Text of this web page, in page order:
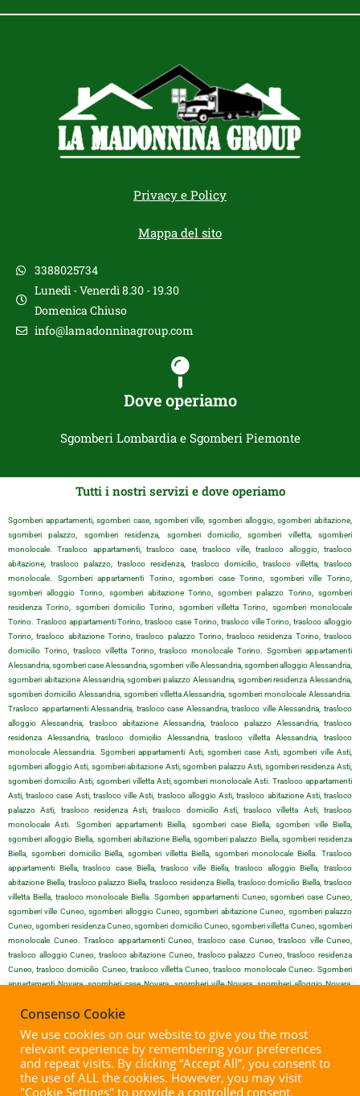
Privacy e Policy
Mappa del sito
3388025734
Lunedì - Venerdì 8.30 - 19.30
Domenica Chiuso
info@lamadonninagroup.com
Dove operiamo
Sgomberi Lombardia e Sgomberi Piemonte
Tutti i nostri servizi e dove operiamo
Sgomberi appartamenti, sgomberi case, sgomberi ville, sgomberi alloggio, sgomberi abitazione,
sgomberi palazzo, sgomberi residenza, sgomberi domicilio, sgomberi villetta, sgomberi
monolocale. Trasloco appartamenti, trasloco case, trasloco ville, trasloco alloggio, trasloco
abitazione, trasloco palazzo, trasloco residenza, trasloco domicilio, trasloco villetta, trasloco
monolocale. Sgomberi appartamenti Torino, sgomberi case Torino, sgomberi ville Torino,
sgomberi alloggio Torino, sgomberi abitazione Torino, sgomberi palazzo Torino, sgomberi
residenza Torino, sgomberi domicilio Torino, sgomberi villetta Torino, sgomberi monolocale
Torino. Trasloco appartamenti Torino, trasloco case Torino, trasloco ville Torino, trasloco alloggio
Torino, trasloco abitazione Torino, trasloco palazzo Torino, trasloco residenza Torino, trasloco
domicilio Torino, trasloco villetta Torino, trasloco monolocale Torino. Sgomberi appartamenti
Alessandria, sgomberi case Alessandria, sgomberi ville Alessandria, sgomberi alloggio Alessandria,
sgomberi abitazione Alessandria, sgomberi palazzo Alessandria, sgomberi residenza Alessandria,
sgomberi domicilio Alessandria, sgomberi villetta Alessandria, sgomberi monolocale Alessandria.
Trasloco appartamenti Alessandria, trasloco case Alessandria, trasloco ville Alessandria, trasloco
alloggio Alessandria, trasloco abitazione Alessandria, trasloco palazzo Alessandria, trasloco
residenza Alessandria, trasloco domicilio Alessandria, trasloco villetta Alessandria, trasloco
monolocale Alessandria. Sgomberi appartamenti Asti, sgomberi case Asti, sgomberi ville Asti,
sgomberi alloggio Asti, sgomberi abitazione Asti, sgomberi palazzo Asti, sgomberi residenza Asti,
sgomberi domicilio Asti, sgomberi villetta Asti, sgomberi monolocale Asti. Trasloco appartamenti
Asti, trasloco case Asti, trasloco ville Asti, trasloco alloggio Asti, trasloco abitazione Asti, trasloco
palazzo Asti, trasloco residenza Asti, trasloco domicilio Asti, trasloco villetta Asti, trasloco
monolocale Asti. Sgomberi appartamenti Biella, sgomberi case Biella, sgomberi ville Biella,
sgomberi alloggio Biella, sgomberi abitazione Biella, sgomberi palazzo Biella, sgomberi residenza
Biella, sgomberi domicilio Biella, sgomberi villetta Biella, sgomberi monolocale Biella. Trasloco
appartamenti Biella, trasloco case Biella, trasloco ville Biella, trasloco alloggio Biella, trasloco
abitazione Biella, trasloco palazzo Biella, trasloco residenza Biella, trasloco domicilio Biella, trasloco
villetta Biella, trasloco monolocale Biella. Sgomberi appartamenti Cuneo, sgomberi case Cuneo,
sgomberi ville Cuneo, sgomberi alloggio Cuneo, sgomberi abitazione Cuneo, sgomberi palazzo
Cuneo, sgomberi residenza Cuneo, sgomberi domicilio Cuneo, sgomberi villetta Cuneo, sgomberi
monolocale Cuneo. Trasloco appartamenti Cuneo, trasloco case Cuneo, trasloco ville Cuneo,
trasloco alloggio Cuneo, trasloco abitazione Cuneo, trasloco palazzo Cuneo, trasloco residenza
Cuneo, trasloco domicilio Cuneo, trasloco villetta Cuneo, trasloco monolocale Cuneo. Sgomberi
appartamenti Novara, sgomberi case Novara, sgomberi ville Novara, sgomberi alloggio Novara,
domicilio Novara, sgomberi villetta Novara, sgomberi monolocale Novara. Trasloco appartamenti
Novara, trasloco case Novara, trasloco ville Novara, trasloco alloggio Novara, trasloco abitazione
Novara, trasloco palazzo Novara, trasloco residenza Novara, trasloco domicilio Novara, trasloco
villetta Novara, trasloco monolocale Novara. Sgomberi appartamenti Vercelli, sgomberi case Vercelli,
sgomberi ville Vercelli, sgomberi alloggio Vercelli, sgomberi abitazione Vercelli, sgomberi palazzo
Vercelli, sgomberi residenza Vercelli, sgomberi domicilio Vercelli, sgomberi villetta Vercelli, sgomberi
Consenso Cookie
We use cookies on our website to give you the most
relevant experience by remembering your preferences
and repeat visits. By clicking “Accept All”, you consent to
the use of ALL the cookies. However, you may visit
"Cookie Settings" to provide a controlled consent.